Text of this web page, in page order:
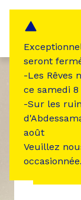
seront
-Les Rêves
ce samedi
-Sur les
août
Veuillez
occasionnée.
Panneau de